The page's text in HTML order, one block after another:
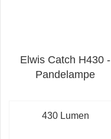
Elwis Catch H430 -
Pandelampe
430 Lumen